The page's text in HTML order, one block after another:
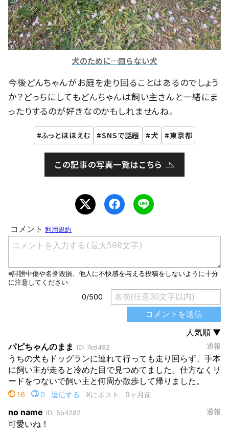
犬のために…回らない犬
今後どんちゃんがお庭を走り回ることはあるのでしょう
か？どっちにしてもどんちゃんは飼い主さんと一緒にま
ったりするのが好きなのかもしれませんね。
ふっとほほえむ SNSで話題 犬 東京都
この記事の写真一覧はこちら